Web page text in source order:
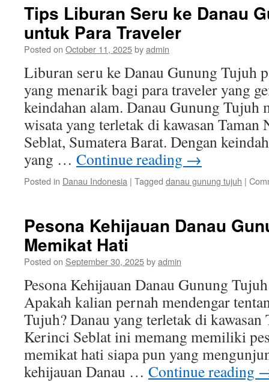
Tips Liburan Seru ke Danau
untuk Para Traveler
Posted on October 11, 2025byadmin
Liburan seru ke Danau Gunung Tujuh
yang menarik bagi para traveler yang
keindahan alam. Danau Gunung Tujuh
wisata yang terletak di kawasan
Seblat, Sumatera Barat. Dengan
yang … Continue reading →
Posted in Danau Indonesia | Tagged danau gunung tujuh |
Pesona Kehijauan Danau
Memikat Hati
Posted on September 30, 2025byadmin
Pesona Kehijauan Danau Gunung
Apakah kalian pernah mendengar
Tujuh? Danau yang terletak di kawasan
Kerinci Seblat ini memang memiliki
memikat hati siapa pun yang
kehijauan Danau … Continue reading